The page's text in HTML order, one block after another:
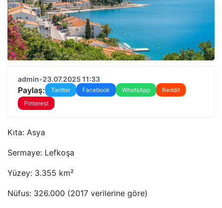
admin•23.07.2025 11:33
Paylaş: Twitter Facebook WhatsApp
Reddit
Pinterest
Kıta: Asya
Sermaye: Lefkoşa
Yüzey: 3.355 km²
Nüfus: 326.000 (2017 verilerine göre)